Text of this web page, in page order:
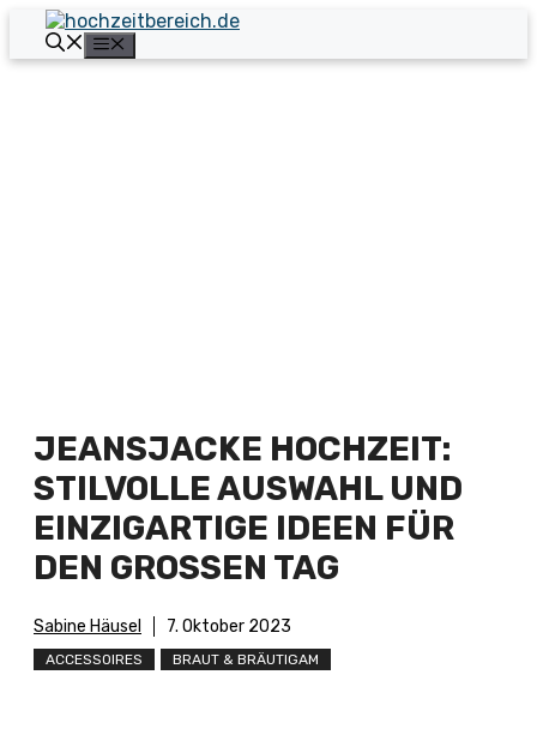
Zum
Inhalt
springen
JEANSJACKE HOCHZEIT:
STILVOLLE AUSWAHL UND
EINZIGARTIGE IDEEN FÜR
DEN GROSSEN TAG
Sabine Häusel 7. Oktober 2023
ACCESSOIRES BRAUT & BRÄUTIGAM